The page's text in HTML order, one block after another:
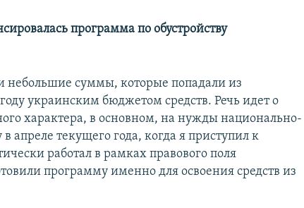
программа по обустройству
небольшие суммы, которые попадали из
украинским бюджетом средств. Речь идет о
характера, в основном, на нужды национально-
апреле текущего года, когда я приступил к
работал в рамках правового поля
программу именно для освоения средств из